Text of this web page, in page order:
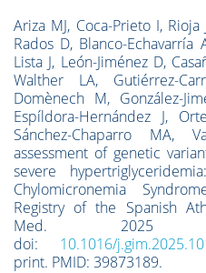
Ariza MJ, Coca-Prieto I,
Rados D, Blanco-Echavarría
Lista J, León-Jiménez D,
Walther LA, Gutiérrez-
Domènech M, González-
Espíldora-Hernández J,
Sánchez-Chaparro MA,
assessment of genetic
severe
Chylomicronemia
Registry of the Spanish
Med. 2025
doi: 10.1016/
print. PMID: 39873189.